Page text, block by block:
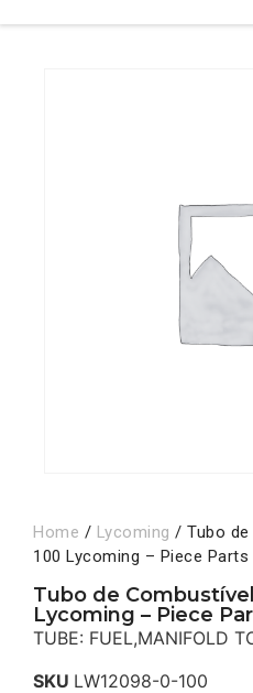
Home / Lycoming / Tubo de
100 Lycoming – Piece Parts
Tubo de
Lycoming – Piece
TUBE: FUEL,MANIFOLD
SKU LW12098-0-100